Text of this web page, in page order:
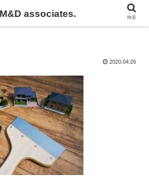
2020.04.26
M&D associates. 検索